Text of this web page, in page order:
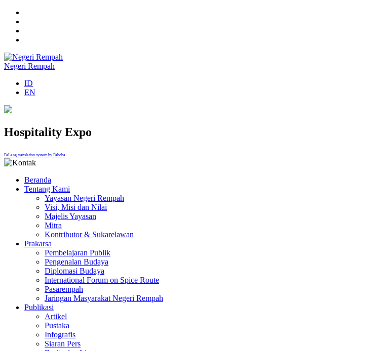
Negeri Rempah
ID
EN
Hospitality Expo
FaLang translation system by Faboba
Beranda
Tentang Kami
Yayasan Negeri Rempah
Visi, Misi dan Nilai
Majelis Yayasan
Mitra
Kontributor & Sukarelawan
Prakarsa
Pembelajaran Publik
Pengenalan Budaya
Diplomasi Budaya
International Forum on Spice Route
Pasarempah
Jaringan Masyarakat Negeri Rempah
Publikasi
Artikel
Pustaka
Infografis
Siaran Pers